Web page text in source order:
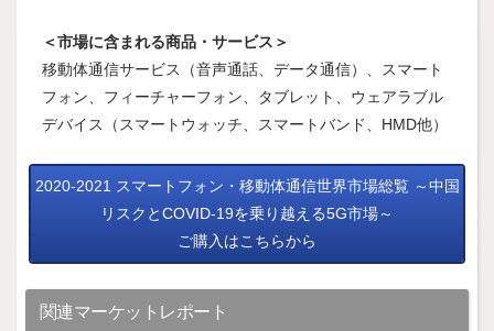
＜市場に含まれる商品・サービス＞
移動体通信サービス（音声通話、データ通信）、スマート
フォン、フィーチャーフォン、タブレット、ウェアラブル
デバイス（スマートウォッチ、スマートバンド、HMD他）
2020-2021 スマートフォン・移動体通信世界市場総覧 ～中国
リスクとCOVID-19を乗り越える5G市場～
ご購入はこちらから
関連マーケットレポート